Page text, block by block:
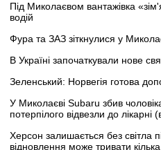
Під Миколаєвом вантажівка
водій
Фура та ЗАЗ зіткнулися у
В Україні започаткували нове
Зеленський: Норвегія готова
У Миколаєві Subaru збив
потерпілого відвезли до лікарні
Херсон залишається без світла
відновлення може тривати кілька